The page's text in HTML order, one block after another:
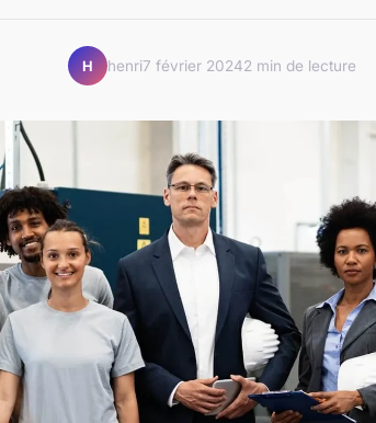
H henri7 février 20242 min de lecture